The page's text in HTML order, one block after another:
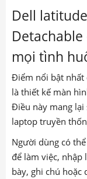
Dell
mọi tình
Điểm nổi bật nhất
là thiết kế màn
Điều này mang
laptop truyền
Người dùng có
để làm việc, nhập
bày, ghi chú hoặc